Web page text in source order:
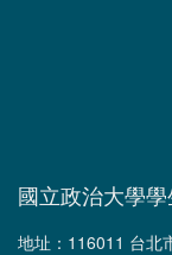
國立政治大學
地址：116011 台北